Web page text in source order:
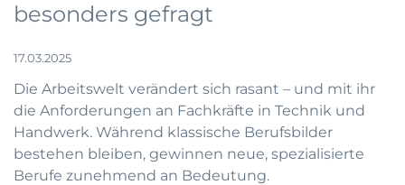
besonders gefragt
17.03.2025
Die Arbeitswelt verändert sich rasant – und mit ihr
die Anforderungen an Fachkräfte in Technik und
Handwerk. Während klassische Berufsbilder
bestehen bleiben, gewinnen neue, spezialisierte
Berufe zunehmend an Bedeutung.